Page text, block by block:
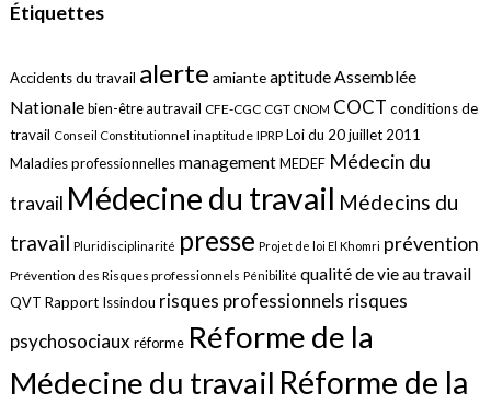
Étiquettes
Accidents du travail alerte amianteaptitude Assemblée
Nationale bien-être au travail CFE-CGC CGT CNOM COCT conditions de
travail Conseil Constitutionnel inaptitude IPRP Loi du 20 juillet 2011
Maladies professionnellesmanagement MEDEF Médecin du
travail Médecine du travail Médecins du
travail Pluridisciplinarité presse Projet de loi El Khomri prévention
Prévention des Risques professionnels Pénibilité qualité de vie au travail
QVT Rapport Issindou risques professionnels risques
psychosociaux réforme Réforme de la
Médecine du travail Réforme de la